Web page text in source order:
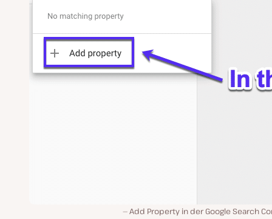
Add Property in der Google Search